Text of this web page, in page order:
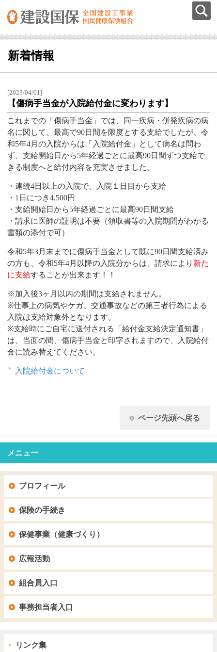
新着情報
[2023/04/01]
【傷病手当金が入院給付金に変わります】
これまでの「傷病手当金」では、同一疾病・併発疾病の病
名に関して、最高で90日間を限度とする支給でしたが、令
和5年4月の入院からは「入院給付金」として病名は問わ
ず、支給開始日から5年経過ごとに最高90日間ずつ支給で
きる制度へと給付内容を充実させました。
・連続4日以上の入院で、入院１日目から支給
・1日につき4,500円
・支給開始日から5年経過ごとに最高90日間支給
・請求に医師の証明は不要（領収書等の入院期間がわかる
書類の添付で可）
令和5年3月末までに傷病手当金として既に90日間支給済み
の方も、令和5年4月以降の入院分からは、請求により 新た
に支給することが出来ます！！
※加入後3ヶ月以内の期間は支給されません。
※仕事上の病気やケガ、交通事故などの第三者行為による
入院は支給対象外となります。
※支給時にご自宅に送付される「給付金支給決定通知書」
は、当面の間、傷病手当金と印字されますので、入院給付
金に読み替えてください。
入院給付金について
ページ先頭へ戻る
メニュー
プロフィール
保険の手続き
保健事業（健康づくり）
広報活動
組合員入口
事務担当者入口
リンク集